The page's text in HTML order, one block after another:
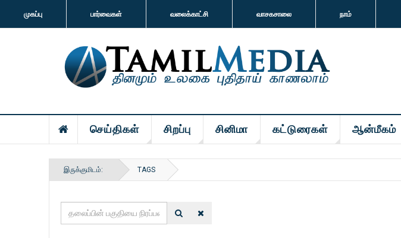
முகப்பு பார்வைகள் வலைக்காட்சி வாசகசாலை நாம்
செய்திகள் சிறப்பு சினிமா கட்டுரைகள் ஆன்மீகம்
இருக்குமிடம்: TAGS
தலைப்பின்
பகுதியை